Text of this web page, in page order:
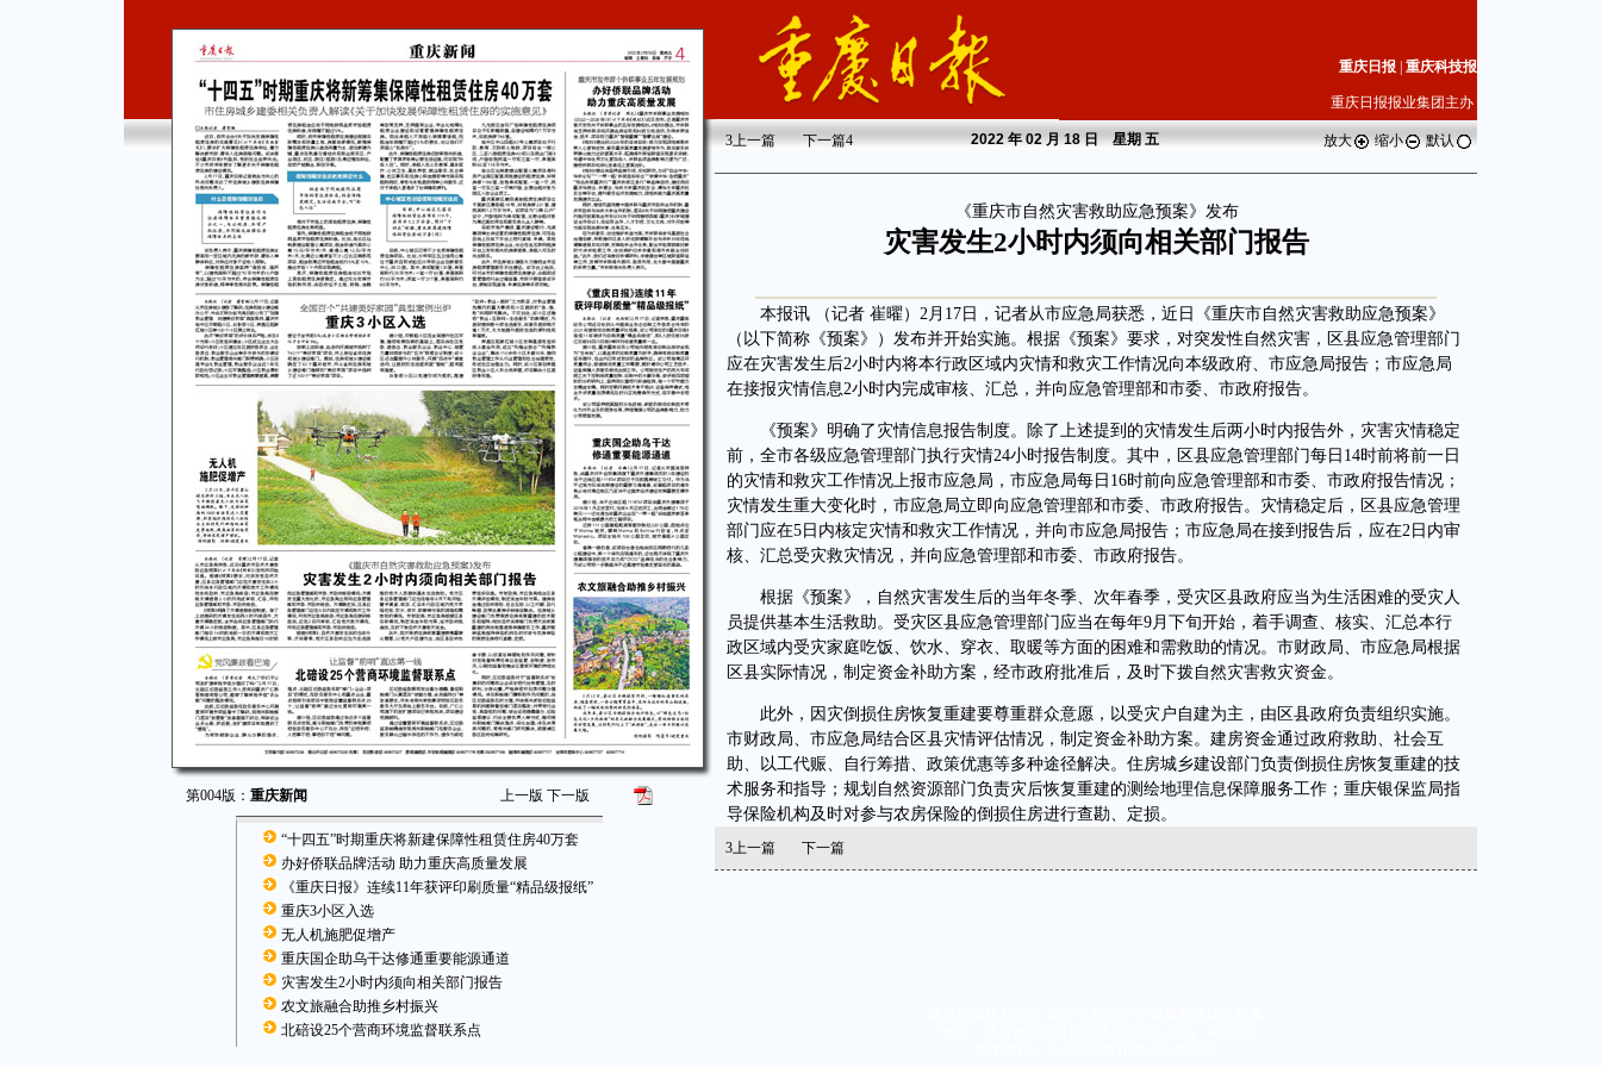
第004版： 重庆新闻 上一版 下一版
“十四五”时期重庆将新建保障性租赁住房40万套
办好侨联品牌活动 助力重庆高质量发展
《重庆日报》连续11年获评印刷质量“精品级报纸”
重庆3小区入选
无人机施肥促增产
重庆国企助乌干达修通重要能源通道
灾害发生2小时内须向相关部门报告
农文旅融合助推乡村振兴
北碚设25个营商环境监督联系点
重庆日报 重庆科技报
重庆日报报业集团主办
3上一篇 下一篇4 2022年 02 月 18 日 星期五 放大 缩小 默认
《重庆市自然灾害救助应急预案》发布
灾害发生2小时内须向相关部门报告
本报讯 （记者 崔曜）2月17日，记者从市应急局获悉，近日《重庆市自然灾害救助应急预案》
（以下简称《预案》）发布并开始实施。根据《预案》要求，对突发性自然灾害，区县应急管理部门
应在灾害发生后2小时内将本行政区域内灾情和救灾工作情况向本级政府、市应急局报告；市应急局
在接报灾情信息2小时内完成审核、汇总，并向应急管理部和市委、市政府报告。
《预案》明确了灾情信息报告制度。除了上述提到的灾情发生后两小时内报告外，灾害灾情稳定
前，全市各级应急管理部门执行灾情24小时报告制度。其中，区县应急管理部门每日14时前将前一日
的灾情和救灾工作情况上报市应急局，市应急局每日16时前向应急管理部和市委、市政府报告情况；
灾情发生重大变化时，市应急局立即向应急管理部和市委、市政府报告。灾情稳定后，区县应急管理
部门应在5日内核定灾情和救灾工作情况，并向市应急局报告；市应急局在接到报告后，应在2日内审
核、汇总受灾救灾情况，并向应急管理部和市委、市政府报告。
根据《预案》，自然灾害发生后的当年冬季、次年春季，受灾区县政府应当为生活困难的受灾人
员提供基本生活救助。受灾区县应急管理部门应当在每年9月下旬开始，着手调查、核实、汇总本行
政区域内受灾家庭吃饭、饮水、穿衣、取暖等方面的困难和需救助的情况。市财政局、市应急局根据
区县实际情况，制定资金补助方案，经市政府批准后，及时下拨自然灾害救灾资金。
此外，因灾倒损住房恢复重建要尊重群众意愿，以受灾户自建为主，由区县政府负责组织实施。
市财政局、市应急局结合区县灾情评估情况，制定资金补助方案。建房资金通过政府救助、社会互
助、以工代赈、自行筹措、政策优惠等多种途径解决。住房城乡建设部门负责倒损住房恢复重建的技
术服务和指导；规划自然资源部门负责灾后恢复重建的测绘地理信息保障服务工作；重庆银保监局指
导保险机构及时对参与农房保险的倒损住房进行查勘、定损。
3上一篇 下一篇